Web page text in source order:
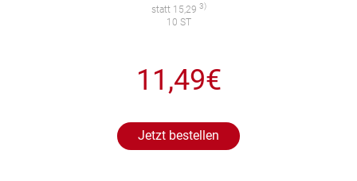
statt 15,29 3)
10 ST
11,49€
Jetzt bestellen